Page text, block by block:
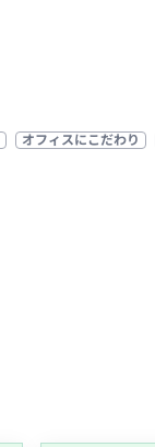
オフィスにこだわり